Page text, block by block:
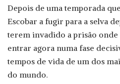
Depois de uma temporada
Escobar a fugir para a selva
terem invadido a prisão
entrar agora numa fase
tempos de vida de um dos
do mundo.